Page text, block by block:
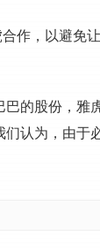
作，以避免
巴的股份，
们认为，由于